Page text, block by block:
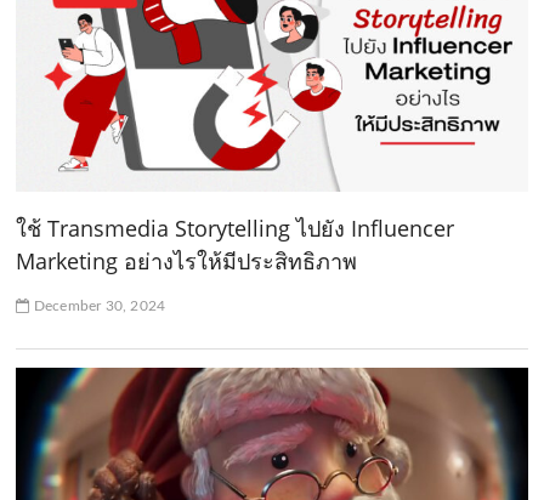
ใช้ Transmedia Storytelling ไปยัง Influencer
Marketing อย่างไรให้มีประสิทธิภาพ
December 30, 2024